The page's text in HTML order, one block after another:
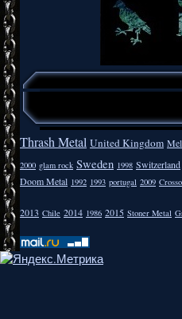
Thrash Metal United Kingdom
2000 glam rock Sweden 1998 Switzerland
Doom Metal 1992 1993 portugal 2009
2013 Chile 2014 1986 2015 Stoner Metal